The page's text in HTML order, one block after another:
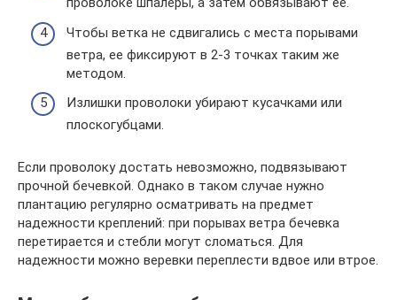
Чтобы ветка не сдвигались с места порывами
ветра, ее фиксируют в 2-3 точках таким же
методом.
Излишки проволоки убирают кусачками или
плоскогубцами.
Если проволоку достать невозможно, подвязывают
прочной бечевкой. Однако в таком случае нужно
плантацию регулярно осматривать на предмет
надежности креплений: при порывах ветра бечевка
перетирается и стебли могут сломаться. Для
надежности можно веревки переплести вдвое или втрое.